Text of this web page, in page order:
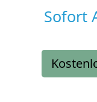
Sofort